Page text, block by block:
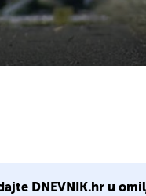
DNEVNIK.hr u